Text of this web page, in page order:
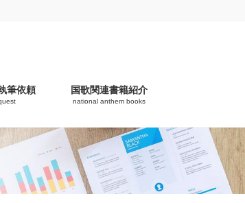
筆依頼 国歌関連書籍紹介
national anthem books